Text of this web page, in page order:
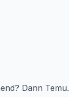
Dann Temu.